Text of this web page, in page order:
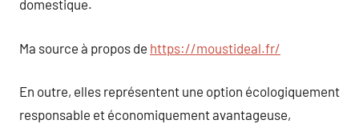
domestique.
Ma source à propos de https://moustideal.fr/
En outre, elles représentent une option écologiquement
responsable et économiquement avantageuse,